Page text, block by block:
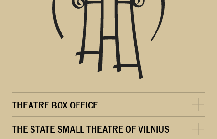
THEATRE BOX OFFICE
THE STATE SMALL THEATRE OF VILNIUS